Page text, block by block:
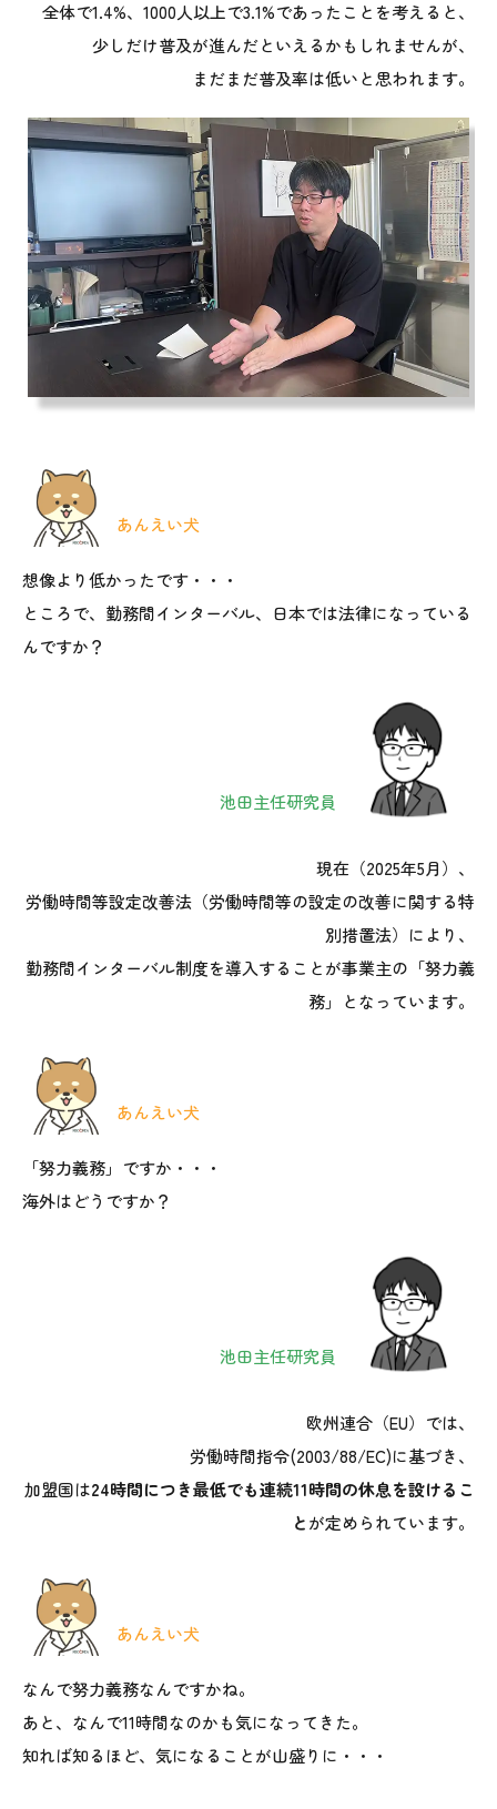
全体で1.4%、1000人以上で3.1%であったことを考えると、
少しだけ普及が進んだといえるかもしれませんが、
まだまだ普及率は低いと思われます。
あんえい犬
想像より低かったです・・・
ところで、勤務間インターバル、日本では法律になっている
んですか？
池田主任研究員
現在（2025年5月）、
労働時間等設定改善法（労働時間等の設定の改善に関する特
別措置法）により、
勤務間インターバル制度を導入することが事業主の「努力義
務」となっています。
あんえい犬
「努力義務」ですか・・・
海外はどうですか？
池田主任研究員
欧州連合（EU）では、
労働時間指令(2003/88/EC)に基づき、
加盟国は24時間につき最低でも連続11時間の休息を設けるこ
とが定められています。
あんえい犬
なんで努力義務なんですかね。
あと、なんで11時間なのかも気になってきた。
知れば知るほど、気になることが山盛りに・・・